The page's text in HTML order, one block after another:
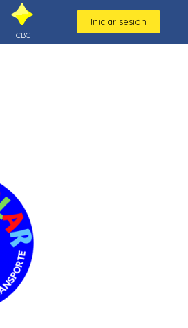
ICBC
Iniciar sesión